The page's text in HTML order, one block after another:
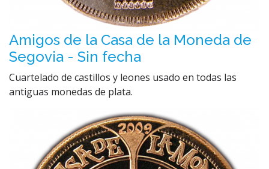
Amigos de la Casa de la Moneda de
Segovia - Sin fecha
Cuartelado de castillos y leones usado en todas las
antiguas monedas de plata.